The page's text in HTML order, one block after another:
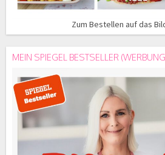
Zum Bestellen auf das
MEIN SPIEGEL BESTSELLER